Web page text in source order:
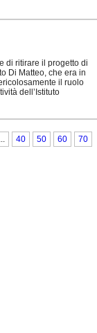
di ritirare il progetto di
Di Matteo, che era in
il ruolo
dell’Istituto
... 40 50 60
70